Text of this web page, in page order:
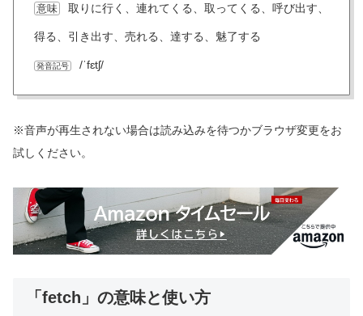
意味 取りに行く、連れてくる、取ってくる、呼び出す、
得る、引き出す、売れる、達する、魅了する
発音記号 /ˈfɛtʃ/
※音声が再生されない場合は読み込みを待つかブラウザ変更をお
試しください。
「fetch」の意味と使い方